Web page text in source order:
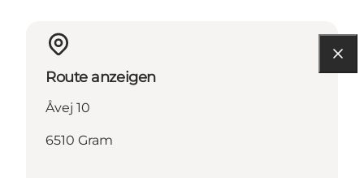
Route anzeigen
Åvej 10
6510 Gram